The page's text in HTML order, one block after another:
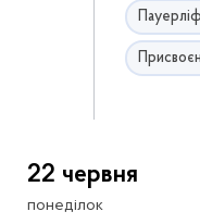
22 червня
понеділок